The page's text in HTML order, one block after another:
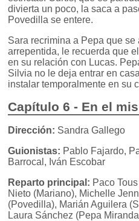
divierta un poco, la saca a
Povedilla se entere.
Sara recrimina a Pepa que se
arrepentida, le recuerda que
en su relación con Lucas.
Silvia no le deja entrar en
instalar temporalmente en su
Capítulo 6 - En el
Dirección: Sandra Gallego
Guionistas: Pablo Fajardo,
Barrocal, Iván Escobar
Reparto principal: Paco
Nieto (Mariano), Michelle
(Povedilla), Marián Aguilera
Laura Sánchez (Pepa